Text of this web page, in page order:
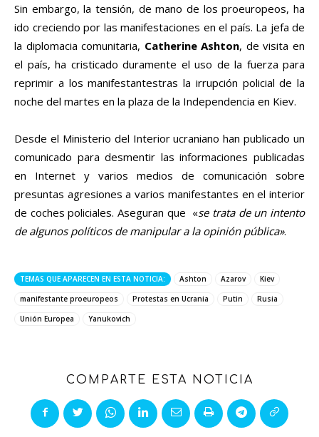
Sin embargo, la tensión, de mano de los proeuropeos, ha
ido creciendo por las manifestaciones en el país. La jefa de
la diplomacia comunitaria, Catherine Ashton, de visita en
el país, ha cristicado duramente el uso de la fuerza para
reprimir a los manifestantestras la irrupción policial de la
noche del martes en la plaza de la Independencia en Kiev.
Desde el Ministerio del Interior ucraniano han publicado un
comunicado para desmentir las informaciones publicadas
en Internet y varios medios de comunicación sobre
presuntas agresiones a varios manifestantes en el interior
de coches policiales. Aseguran que «se trata de un intento
de algunos políticos de manipular a la opinión pública».
TEMAS QUE APARECEN EN ESTA NOTICIA: Ashton Azarov
Kiev
manifestante proeuropeos
Protestas en Ucrania Putin
Rusia
Unión Europea
Yanukovich
COMPARTE ESTA NOTICIA